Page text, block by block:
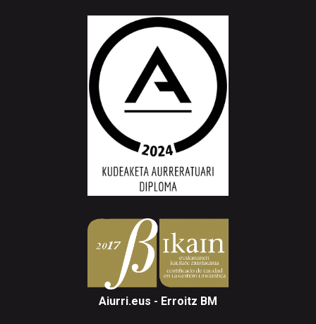
Aiurri.eus - Erroitz BM